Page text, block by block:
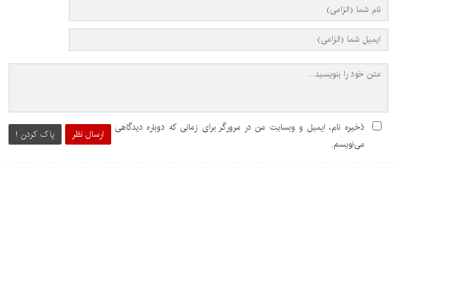
ارسال نظر پاک کردن !
ذخیره نام، ایمیل و وبسایت من در مرورگر برای زمانی که دوباره دیدگاهی
می‌نویسم.